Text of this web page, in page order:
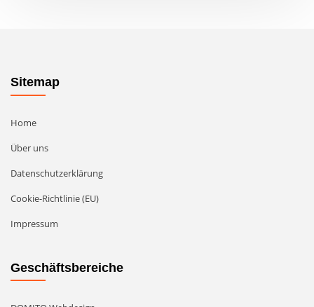
Sitemap
Home
Über uns
Datenschutzerklärung
Cookie-Richtlinie (EU)
Impressum
Geschäftsbereiche